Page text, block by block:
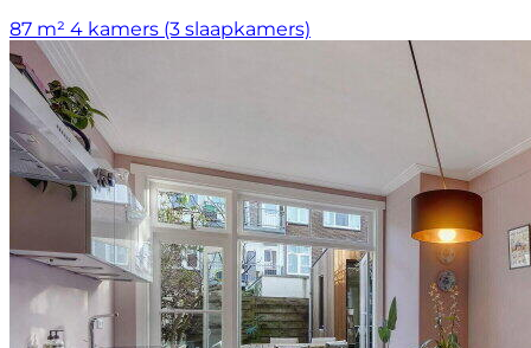
87 m² 4 kamers (3 slaapkamers)